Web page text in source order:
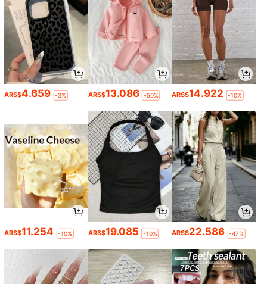
ARS$4.659 -3% ARS$13.086 -50% ARS$14.922 -10%
ARS$11.254 -10% ARS$19.085 -10% ARS$22.586 -47%